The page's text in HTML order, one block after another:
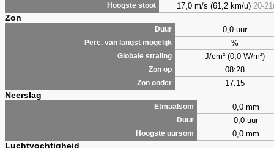
Hoogste stoot 17,0 m/s (61,2 km/u) 20-
Zon
Duur 0,0 uur
Perc. van langst mogelijk %
Globale straling J/cm² (0,0 W/m²)
Zon op 08:28
Zon onder 17:15
Neerslag
Etmaalsom 0,0 mm
Duur 0,0 uur
Hoogste uursom 0,0 mm
Luchtvochtigheid